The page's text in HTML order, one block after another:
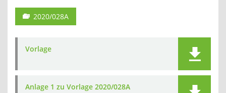
2020/028A
Vorlage
Anlage 1 zu Vorlage 2020/028A